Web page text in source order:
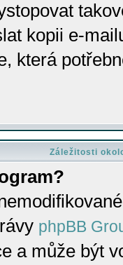
kopii e-
která
Záležitosti
phpBB
a může být